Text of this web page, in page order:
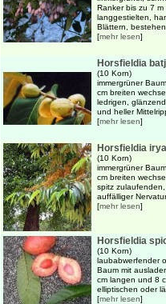
Ranker bis zu 7
langgestielten,
Blättern,
[mehr lesen]
Horsfieldia
(10 Korn)
immergrüner
cm breiten
ledrigen,
und heller
[mehr lesen]
Horsfieldia
(10 Korn)
immergrüner
cm breiten
spitz
auffälliger
[mehr lesen]
Horsfieldia
(10 Korn)
laubabwerfender
Baum mit
cm langen und 8
elliptischen oder
[mehr lesen]